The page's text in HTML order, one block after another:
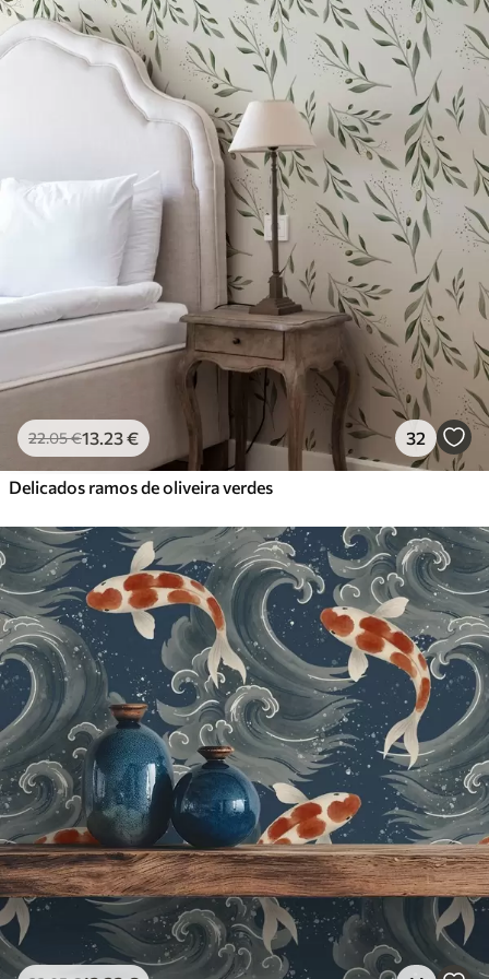
22.05€13.23€ 32
Delicados ramos de oliveira verdes